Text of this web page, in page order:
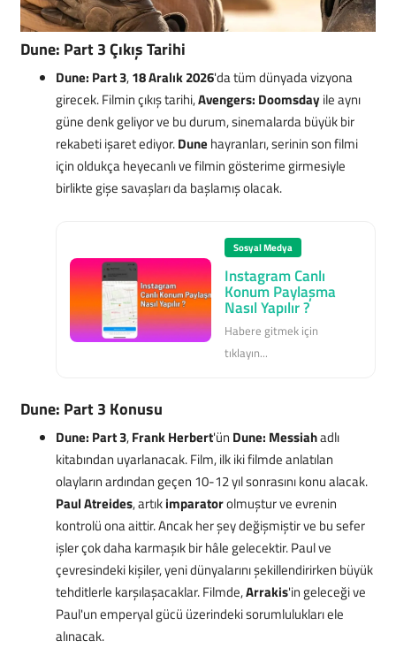
Dune: Part 3 Çıkış Tarihi
Dune: Part 3,18 Aralık 2026'da tüm dünyada vizyona
girecek. Filmin çıkış tarihi,Avengers: Doomsdayile aynı
güne denk geliyor ve bu durum, sinemalarda büyük bir
rekabeti işaret ediyor.Dune hayranları, serinin son filmi
için oldukça heyecanlı ve filmin gösterime girmesiyle
birlikte gişe savaşları da başlamış olacak.
Sosyal Medya
Instagram Canlı
Konum Paylaşma
Nasıl Yapılır ?
Habere gitmek için
tıklayın...
Dune: Part 3 Konusu
Dune: Part 3,Frank Herbert'ün Dune: Messiahadlı
kitabından uyarlanacak. Film, ilk iki filmde anlatılan
olayların ardından geçen 10-12 yıl sonrasını konu alacak.
Paul Atreides, artıkimparatorolmuştur ve evrenin
kontrolü ona aittir. Ancak her şey değişmiştir ve bu sefer
işler çok daha karmaşık bir hâle gelecektir. Paul ve
çevresindeki kişiler, yeni dünyalarını şekillendirirken büyük
tehditlerle karşılaşacaklar. Filmde,Arrakis'in geleceği ve
Paul'un emperyal gücü üzerindeki sorumlulukları ele
alınacak.